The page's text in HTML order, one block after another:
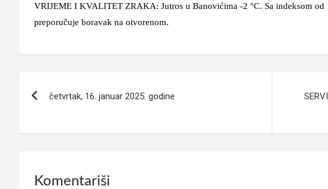
VRIJEME I KVALITET ZRAKA: Jutros u Banovićima -2 °C. Sa indeksom od
preporučuje boravak na otvorenom.
četvrtak, 16. januar 2025. godine
Komentariši